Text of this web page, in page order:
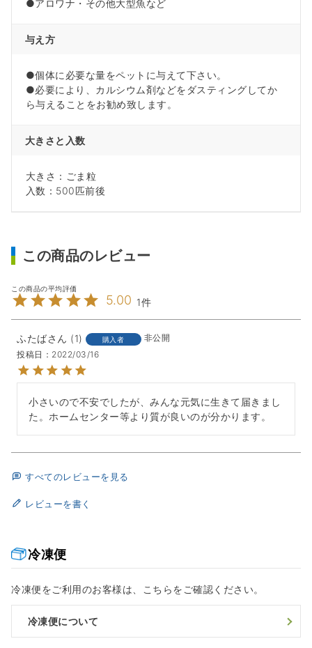
冷凍便
冷凍便をご利用のお客様は、こちらをご確認ください。
冷凍便について
●アロワナ・その他大型魚など
与え方
●個体に必要な量をペットに与えて下さい。
●必要により、カルシウム剤などをダスティングしてか
ら与えることをお勧め致します。
大きさと入数
大きさ：ごま粒
入数：500匹前後
この商品のレビュー
5.00 1
ふたば 1 購入者
非公開
投稿日
2022/03/16
小さいので不安でしたが、みんな元気に生きて届きまし
た。ホームセンター等より質が良いのが分かります。
すべてのレビューを見る
レビューを書く